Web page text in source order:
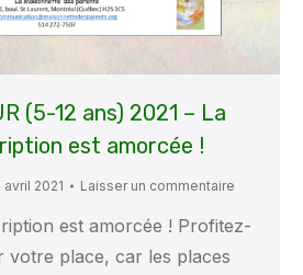
(5-12 ans) 2021 – La
est amorcée !
avril 2021 Laisser un commentaire
est amorcée ! Profitez-
votre place, car les places